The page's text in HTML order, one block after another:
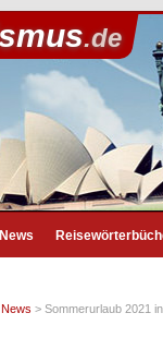
.de
News
News > Sommerurlaub 2021